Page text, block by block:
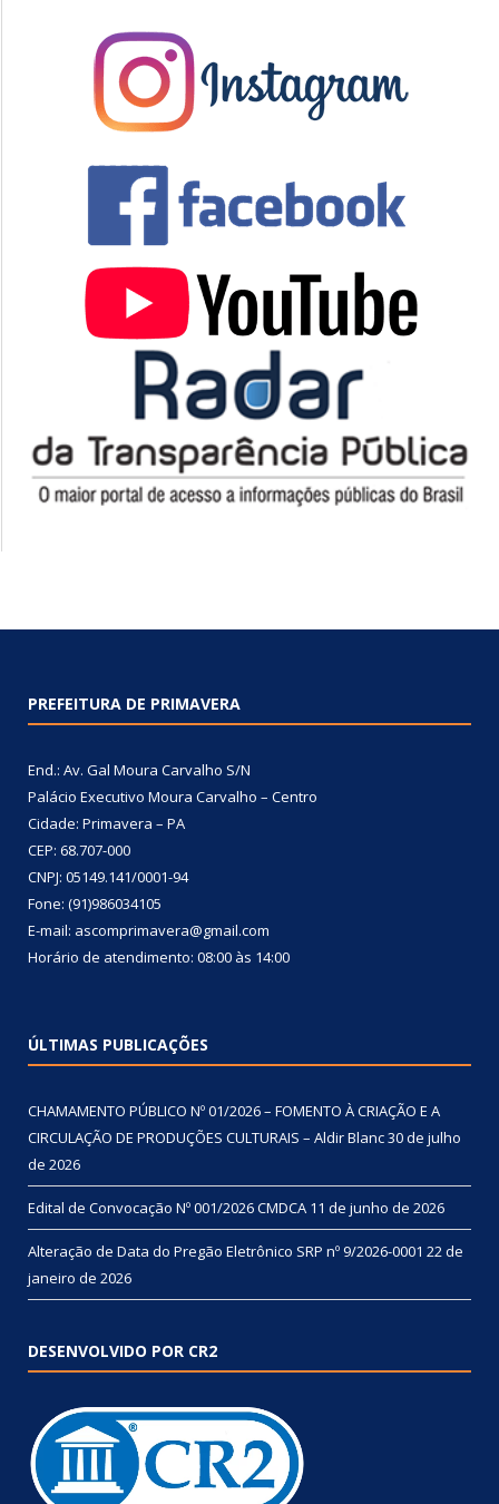
PREFEITURA DE PRIMAVERA
End.: Av. Gal Moura Carvalho S/N
Palácio Executivo Moura Carvalho – Centro
Cidade: Primavera – PA
CEP: 68.707-000
CNPJ: 05149.141/0001-94
Fone: (91)986034105
E-mail: ascomprimavera@gmail.com
Horário de atendimento: 08:00 às 14:00
ÚLTIMAS PUBLICAÇÕES
CHAMAMENTO PÚBLICO Nº 01/2026 – FOMENTO À CRIAÇÃO E A
CIRCULAÇÃO DE PRODUÇÕES CULTURAIS – Aldir Blanc30 de julho
de 2026
Edital de Convocação Nº 001/2026 CMDCA 11 de junho de 2026
Alteração de Data do Pregão Eletrônico SRP nº 9/2026-0001 22 de
janeiro de 2026
DESENVOLVIDO POR CR2